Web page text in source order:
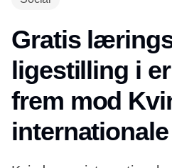
Gratis
ligestilling i
frem mod